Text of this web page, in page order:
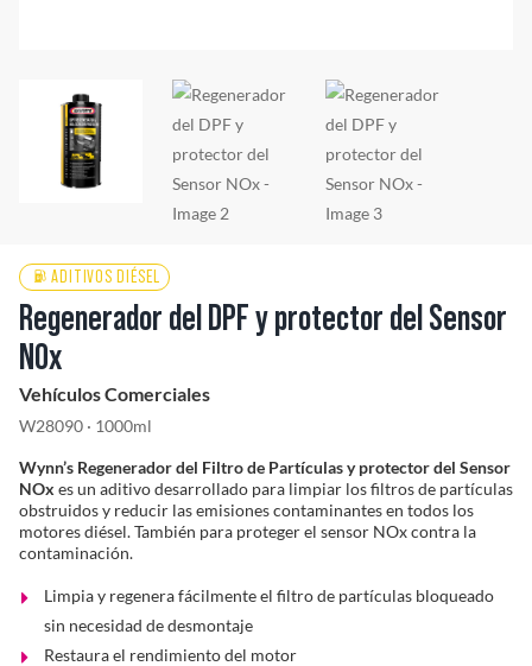
Encuentra un Distribuidor
ADITIVOS DIÉSEL
Regenerador del DPF y protector del Sensor
NOx
Vehículos Comerciales
W28090 · 1000ml
Wynn’s Regenerador del Filtro de Partículas y protector del Sensor
NOx es un aditivo desarrollado para limpiar los filtros de partículas
obstruidos y reducir las emisiones contaminantes en todos los
motores diésel. También para proteger el sensor NOx contra la
contaminación.
Limpia y regenera fácilmente el filtro de partículas bloqueado
sin necesidad de desmontaje
Restaura el rendimiento del motor